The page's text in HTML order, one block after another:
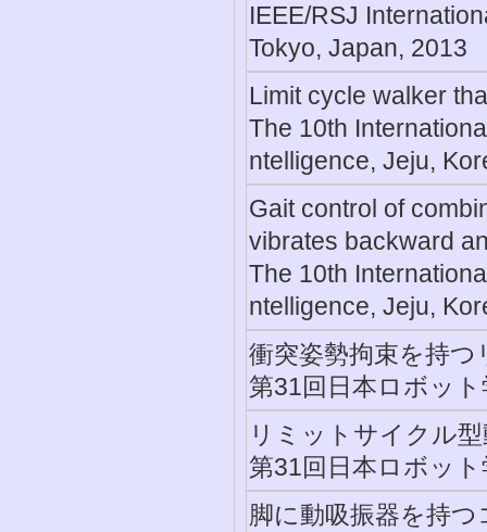
IEEE/RSJ
Tokyo, Japan, 2013
Limit cycle walker
The 10th
ntelligence, Jeju,
Gait control of
vibrates backward
The 10th
ntelligence, Jeju,
衝突姿勢拘束を持
第31回日本ロボッ
リミットサイクル
第31回日本ロボッ
脚に動吸振器を持